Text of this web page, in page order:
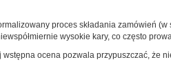
proces składania zamówień
wysokie kary, co często
ocena pozwala przypuszczać, że